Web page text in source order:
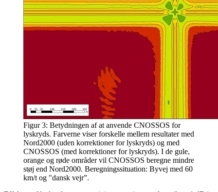
Figur 3: Betydningen af at anvende CNOSSOS for
lyskryds. Farverne viser forskelle mellem resultater med
Nord2000 (uden korrektioner for lyskryds) og med
CNOSSOS (med korrektioner for lyskryds). I de gule,
orange og røde områder vil CNOSSOS beregne mindre
støj end Nord2000. Beregningssituation: Byvej med 60
km/t og "dansk vejr”.